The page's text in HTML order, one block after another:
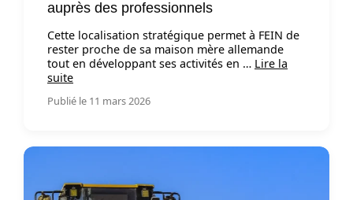
auprès des professionnels
Cette localisation stratégique permet à FEIN de
rester proche de sa maison mère allemande
tout en développant ses activités en … Lire la
suite
Publié le 11 mars 2026